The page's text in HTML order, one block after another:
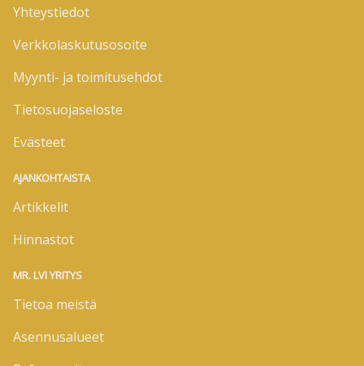
Yhteystiedot
Verkkolaskutusosoite
Myynti- ja toimitusehdot
Tietosuojaseloste
Evästeet
AJANKOHTAISTA
Artikkelit
Hinnastot
MR. LVI YRITYS
Tietoa meistä
Asennusalueet